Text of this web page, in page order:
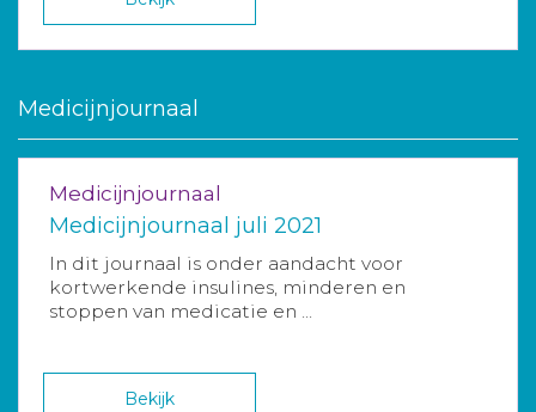
Medicijnjournaal
Medicijnjournaal
Medicijnjournaal juli 2021
In dit journaal is onder aandacht voor
kortwerkende insulines, minderen en
stoppen van medicatie en ...
Bekijk